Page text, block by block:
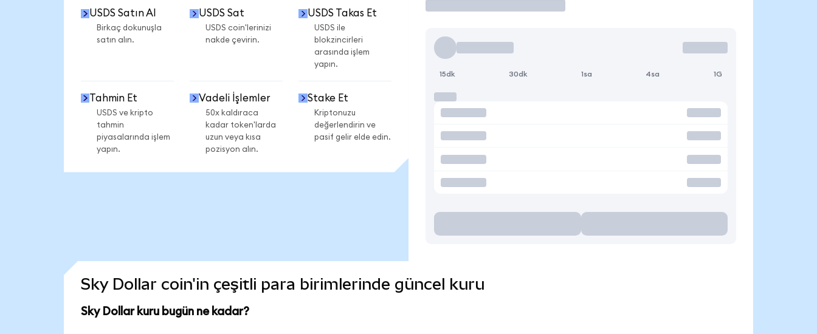
USDS Satın Al
Birkaç dokunuşla
satın alın.
USDS Sat
USDS coin'lerinizi
nakde çevirin.
USDS Takas Et
USDS ile
blokzincirleri
arasında işlem
yapın.
Tahmin Et
USDS ve kripto
tahmin
piyasalarında işlem
yapın.
Vadeli İşlemler
50x kaldıraca
kadar token'larda
uzun veya kısa
pozisyon alın.
Stake Et
Kriptonuzu
değerlendirin ve
pasif gelir elde edin.
15dk 30dk 1sa 4sa 1G
Sky Dollar coin'in çeşitli para birimlerinde güncel kuru
Sky Dollar kuru bugün ne kadar?